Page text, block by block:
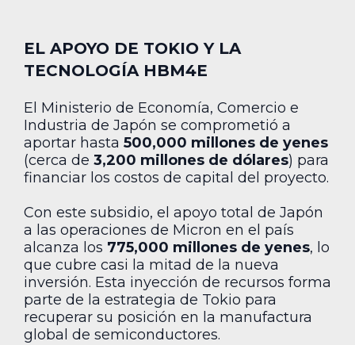
EL APOYO DE TOKIO Y LA
TECNOLOGÍA HBM4E
El Ministerio de Economía, Comercio e
Industria de Japón se comprometió a
aportar hasta 500,000 millones de yenes
(cerca de 3,200 millones de dólares) para
financiar los costos de capital del proyecto.
Con este subsidio, el apoyo total de Japón
a las operaciones de Micron en el país
alcanza los 775,000 millones de yenes, lo
que cubre casi la mitad de la nueva
inversión. Esta inyección de recursos forma
parte de la estrategia de Tokio para
recuperar su posición en la manufactura
global de semiconductores.